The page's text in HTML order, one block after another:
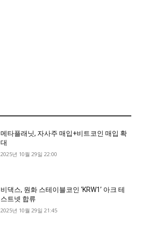
메타플래닛, 자사주 매입+비트코인 매입 확
대
2025년 10월 29일 22:00
비댁스, 원화 스테이블코인 ‘KRW1’ 아크 테
스트넷 합류
2025년 10월 29일 21:45